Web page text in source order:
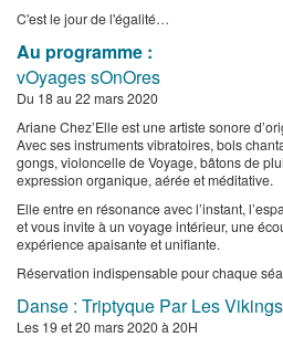
​C'est le jour de l'égalité…
Au programme :
​vOyages sOnOres
​Du 18 au 22 mars 2020
​Ariane Chez’Elle est une artiste sonore
Avec ses instruments vibratoires, bols
gongs, violoncelle de Voyage, bâtons de
expression organique, aérée et méditative.
​Elle entre en résonance avec l’instant,
et vous invite à un voyage intérieur, une
expérience apaisante et unifiante.
​Réservation indispensable pour chaque
​Danse : Triptyque Par Les
Les 19 et 20 mars 2020 à 20H